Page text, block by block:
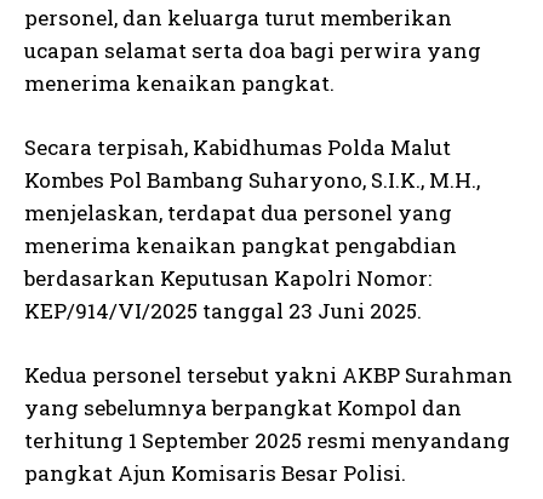
personel, dan keluarga turut memberikan
ucapan selamat serta doa bagi perwira yang
menerima kenaikan pangkat.
Secara terpisah, Kabidhumas Polda Malut
Kombes Pol Bambang Suharyono, S.I.K., M.H.,
menjelaskan, terdapat dua personel yang
menerima kenaikan pangkat pengabdian
berdasarkan Keputusan Kapolri Nomor:
KEP/914/VI/2025 tanggal 23 Juni 2025.
Kedua personel tersebut yakni AKBP Surahman
yang sebelumnya berpangkat Kompol dan
terhitung 1 September 2025 resmi menyandang
pangkat Ajun Komisaris Besar Polisi.